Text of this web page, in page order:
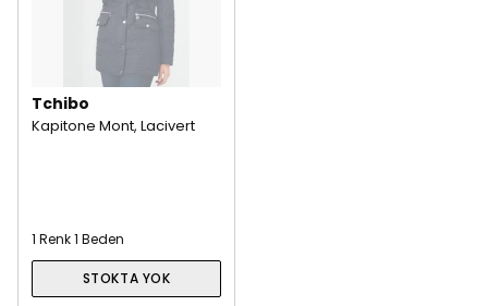
Tchibo
Kapitone Mont, Lacivert
1 Renk 1 Beden
STOKTA YOK